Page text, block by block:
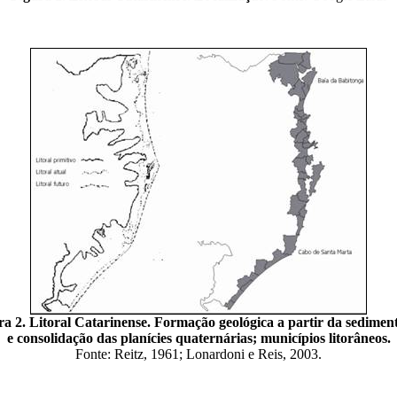
2. Litoral Catarinense. Formação geológica a partir da
e consolidação das planícies quaternárias; municípios litorâneos.
Fonte: Reitz, 1961; Lonardoni e Reis, 2003.